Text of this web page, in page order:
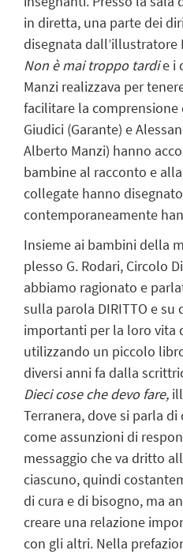
in diretta, una parte dei
disegnata dall’illustratore
Non è mai troppo tardie i
Manzi realizzava per
facilitare la comprensione
Giudici (Garante) e
Alberto Manzi) hanno
bambine al racconto e
collegate hanno
contemporaneamente
Insieme ai bambini della
plesso G. Rodari, Circolo
abbiamo ragionato e
sulla parola DIRITTO e
importanti per la loro vita
utilizzando un piccolo
diversi anni fa dalla
Dieci cose che devo fare,
Terranera, dove si parla
come assunzioni di
messaggio che va dritto
ciascuno, quindi
di cura e di bisogno, ma
creare una relazione
con gli altri. Nella